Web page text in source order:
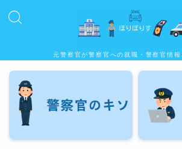
元警察官が警察官への就職・警察官情報
警察官のキソ
公務員試験合格ノウハウ